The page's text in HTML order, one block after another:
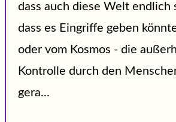
dass auch diese Welt endlich
dass es Eingriffe geben
oder vom Kosmos - die
Kontrolle durch den
gera...